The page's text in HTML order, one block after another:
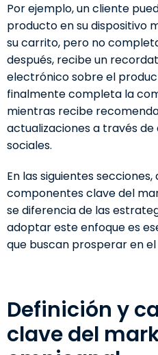
Por ejemplo, un cliente
producto en su dispositivo
su carrito, pero no
después, recibe un
electrónico sobre el
finalmente completa la
mientras recibe
actualizaciones a través de
sociales.
En las siguientes
componentes clave del
se diferencia de las
adoptar este enfoque es
que buscan prosperar en
Definición y
clave del